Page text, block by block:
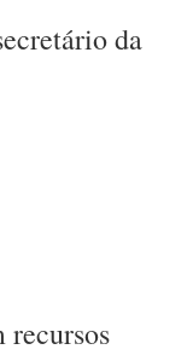
da
recursos